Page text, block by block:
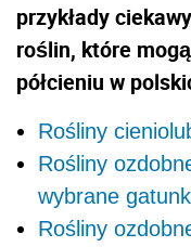
przykłady
roślin, które
półcieniu w
Rośliny
Rośliny
wybrane
Rośliny